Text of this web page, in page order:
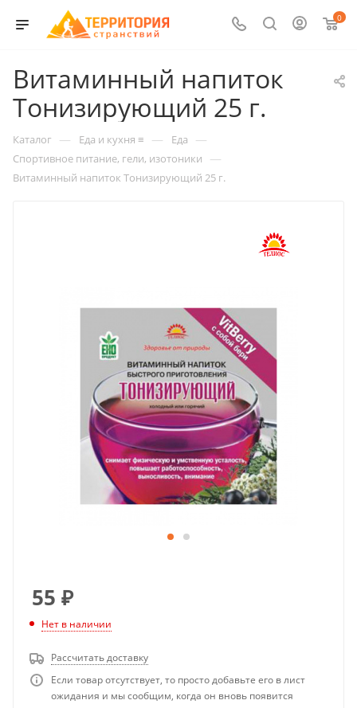
0
Витаминный напиток
Тонизирующий 25 г.
Каталог — Еда и кухня ≡ — Еда —
Спортивное питание, гели, изотоники —
Витаминный напиток Тонизирующий 25 г.
55 ₽
Нет в наличии
Рассчитать доставку
Если товар отсутствует, то просто добавьте его в лист
ожидания и мы сообщим, когда он вновь появится